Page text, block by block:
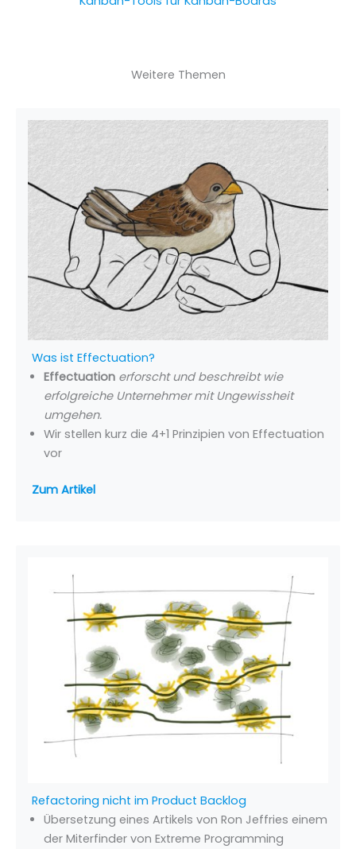
Weitere Themen
Was ist Effectuation?
Effectuation erforscht und beschreibt wie
erfolgreiche Unternehmer mit Ungewissheit
umgehen.
Wir stellen kurz die 4+1 Prinzipien von Effectuation
vor
Zum Artikel
Refactoring nicht im Product Backlog
Übersetzung eines Artikels von Ron Jeffries einem
der Miterfinder von Extreme Programming